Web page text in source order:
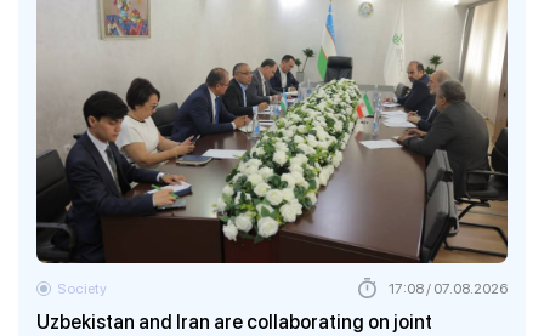
Uzbekistan and Iran are collaborating on joint
Society 17:08 / 07.08.2026